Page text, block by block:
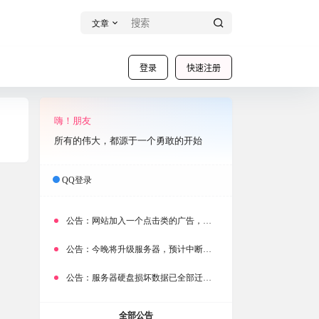
文章
登录 快速注册
嗨！朋友
所有的伟大，都源于一个勇敢的开始
QQ登录
公告： 网站加入一个点击类的广告，大家点击下载按钮需要注意
公告： 今晚将升级服务器，预计中断时常为1分钟
公告： 服务器硬盘损坏数据已全部迁移备份，网站恢复完成！
全部公告